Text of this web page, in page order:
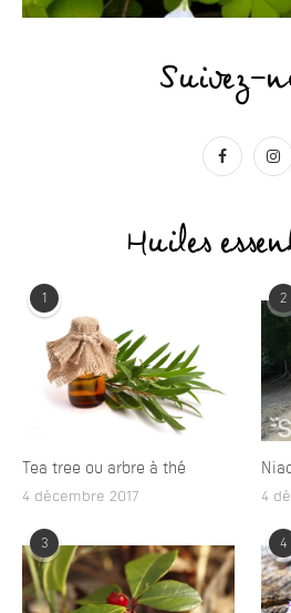
Suivez-
Huiles
1
Tea tree ou arbre à thé
4 décembre 2017
2
4
3 4